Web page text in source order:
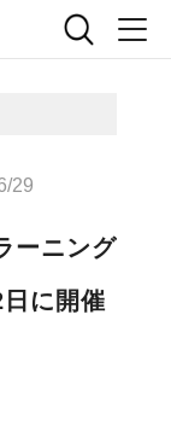
29
ーニング
に開催